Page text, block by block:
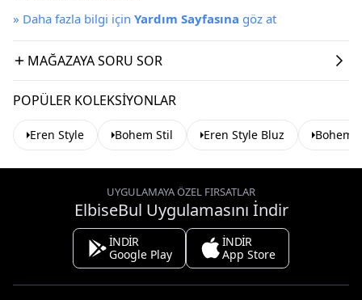
» Daha fazla bilgi için Yardım Sayfasına göz at
MAĞAZAYA SORU SOR
POPÜLER KOLEKSIYONLAR
Eren Style Bohem Stil Eren Style Bluz Bohem
UYGULAMAYA ÖZEL FIRSATLAR
ElbiseBul Uygulamasını İndir
İNDİR
Google Play
İNDİR
App Store